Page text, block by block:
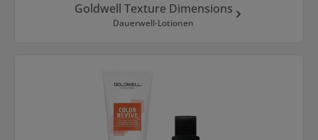
Goldwell Texture Dimensions
Dauerwell-Lotionen